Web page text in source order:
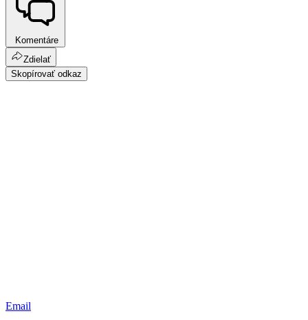
Komentáre
Zdielať
Skopírovať odkaz
Email